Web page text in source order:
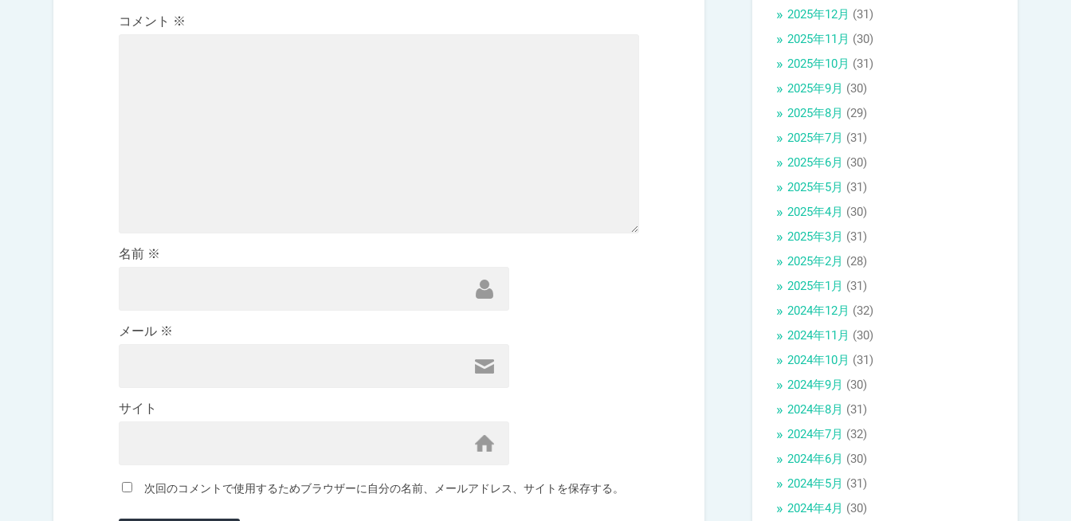
コメント ※
名前 ※
メール ※
サイト
次回のコメントで使用するためブラウザーに自分の名前、メールアドレス、サイトを保存する。
2025年12月 (31)
2025年11月 (30)
2025年10月 (31)
2025年9月 (30)
2025年8月 (29)
2025年7月 (31)
2025年6月 (30)
2025年5月 (31)
2025年4月 (30)
2025年3月 (31)
2025年2月 (28)
2025年1月 (31)
2024年12月 (32)
2024年11月 (30)
2024年10月 (31)
2024年9月 (30)
2024年8月 (31)
2024年7月 (32)
2024年6月 (30)
2024年5月 (31)
2024年4月 (30)